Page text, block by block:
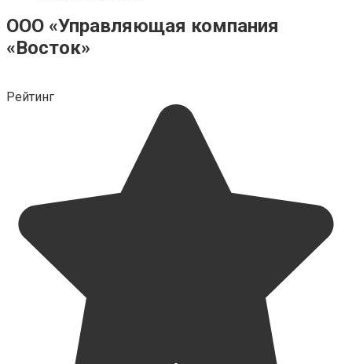
ООО «Управляющая компания
«Восток»
Рейтинг